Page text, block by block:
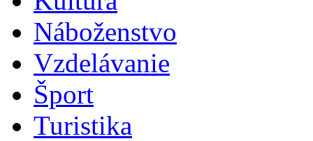
Náboženstvo
Vzdelávanie
Šport
Turistika